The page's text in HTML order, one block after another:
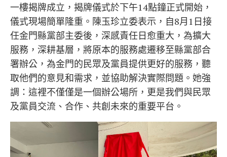
一樓揭牌成立，揭牌儀式於下午14點鐘正式開始，
儀式現場簡單隆重。陳玉珍立委表示，自8月1日接
任金門縣黨部主委後，深感責任日愈重大，為擴大
服務，深耕基層，將原本的服務處遷移至縣黨部合
署辦公，為金門的民眾及黨員提供更好的服務，聽
取他們的意見和需求，並協助解決實際問題。她強
調：這裡不僅僅是一個辦公場所，更是我們與民眾
及黨員交流、合作、共創未來的重要平台。